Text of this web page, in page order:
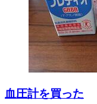
血圧計を買った